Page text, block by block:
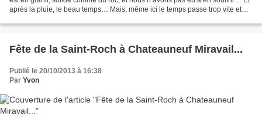
après la pluie, le beau temps… Mais, même ici le temps passe trop vite et
Fête de la Saint-Roch à Chateauneuf Miravail...
Publié le 20/10/2013 à 16:38
Par Yvon